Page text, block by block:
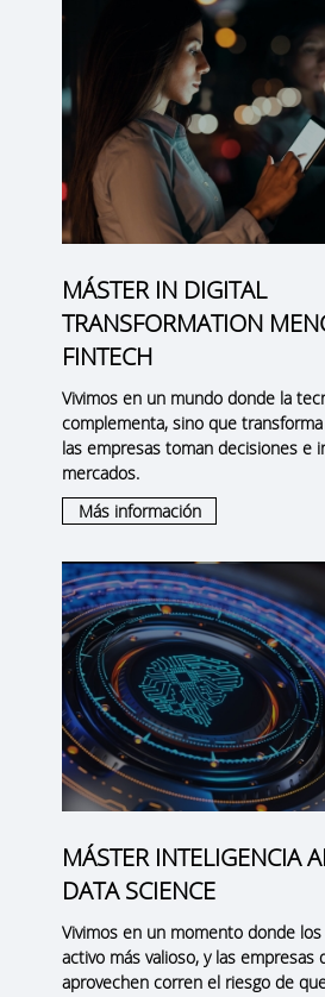
MÁSTER IN DIGITAL
TRANSFORMATION
FINTECH
Vivimos en un mundo donde la
complementa, sino que
las empresas toman decisiones e
mercados.
Más información
MÁSTER INTELIGENCIA
DATA SCIENCE
Vivimos en un momento donde
activo más valioso, y las empresas
aprovechen corren el riesgo de